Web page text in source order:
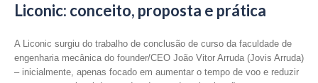
Liconic: conceito, proposta e prática
A Liconic surgiu do trabalho de conclusão de curso da faculdade de
engenharia mecânica do founder/CEO João Vitor Arruda (Jovis Arruda)
– inicialmente, apenas focado em aumentar o tempo de voo e reduzir